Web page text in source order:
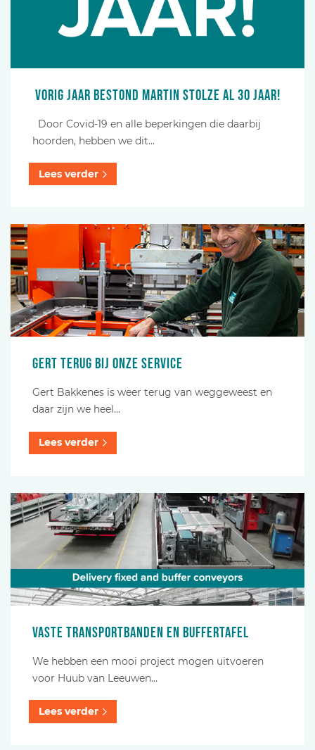
Vorig jaar bestond Martin Stolze al 30 jaar!
Door Covid-19 en alle beperkingen die daarbij
hoorden, hebben we dit…
Lees verder
Gert terug bij onze service
Gert Bakkenes is weer terug van weggeweest en
daar zijn we heel…
Lees verder
Vaste transportbanden en buffertafel
We hebben een mooi project mogen uitvoeren
voor Huub van Leeuwen…
Lees verder